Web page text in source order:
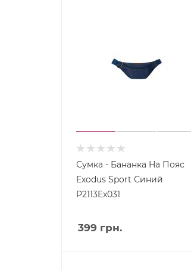
Сумка - Бананка На Пояс
Exodus Sport Синий
P2113Ex031
399 грн.